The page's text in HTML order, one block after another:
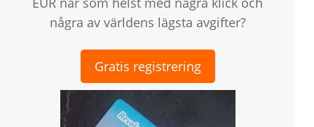
några av världens lägsta avgifter?
Gratis registrering